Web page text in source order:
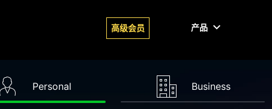
高级会员 产品
Personal Business